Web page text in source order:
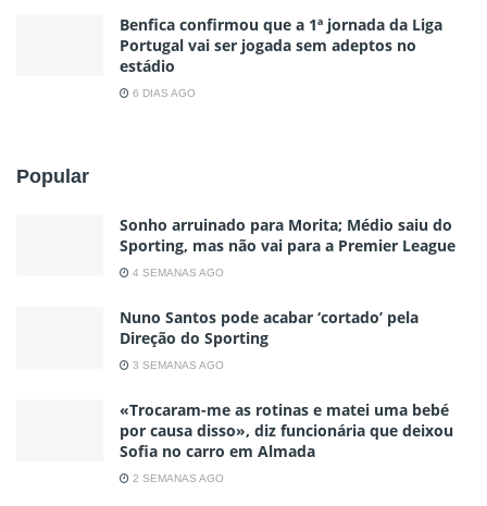
Benfica confirmou que a 1ª jornada da Liga
Portugal vai ser jogada sem adeptos no
estádio
6 DIAS AGO
Popular
Sonho arruinado para Morita; Médio saiu do
Sporting, mas não vai para a Premier League
4 SEMANAS AGO
Nuno Santos pode acabar ‘cortado’ pela
Direção do Sporting
3 SEMANAS AGO
«Trocaram-me as rotinas e matei uma bebé
por causa disso», diz funcionária que deixou
Sofia no carro em Almada
2 SEMANAS AGO